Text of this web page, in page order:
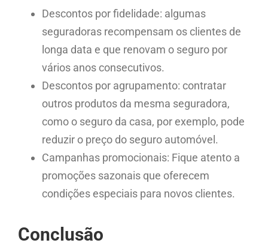
Descontos por fidelidade: algumas
seguradoras recompensam os clientes de
longa data e que renovam o seguro por
vários anos consecutivos.
Descontos por agrupamento: contratar
outros produtos da mesma seguradora,
como o seguro da casa, por exemplo, pode
reduzir o preço do seguro automóvel.
Campanhas promocionais: Fique atento a
promoções sazonais que oferecem
condições especiais para novos clientes.
Conclusão